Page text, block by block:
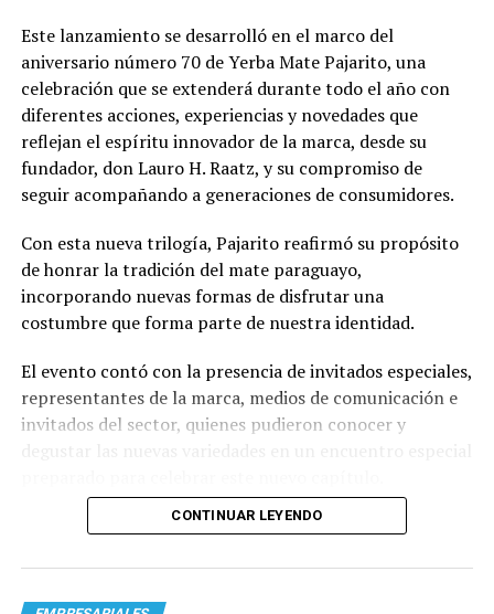
Este lanzamiento se desarrolló en el marco del
aniversario número 70 de Yerba Mate Pajarito, una
celebración que se extenderá durante todo el año con
diferentes acciones, experiencias y novedades que
reflejan el espíritu innovador de la marca, desde su
fundador, don Lauro H. Raatz, y su compromiso de
seguir acompañando a generaciones de consumidores.
Con esta nueva trilogía, Pajarito reafirmó su propósito
de honrar la tradición del mate paraguayo,
incorporando nuevas formas de disfrutar una
costumbre que forma parte de nuestra identidad.
El evento contó con la presencia de invitados especiales,
representantes de la marca, medios de comunicación e
invitados del sector, quienes pudieron conocer y
CONTINUAR LEYENDO